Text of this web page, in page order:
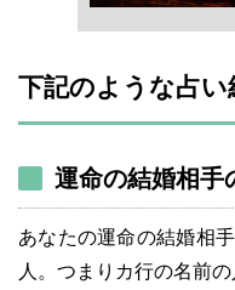
下記のような占い
運命の結婚相手
あなたの運命の結婚相
人。つまりカ行の名前の